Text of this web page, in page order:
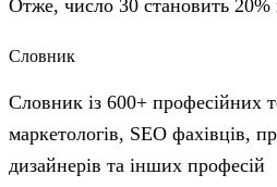
Отже, число 30 становить 20%
Словник
Словник із 600+ професійних
маркетологів, SEO фахівців,
дизайнерів та інших професій